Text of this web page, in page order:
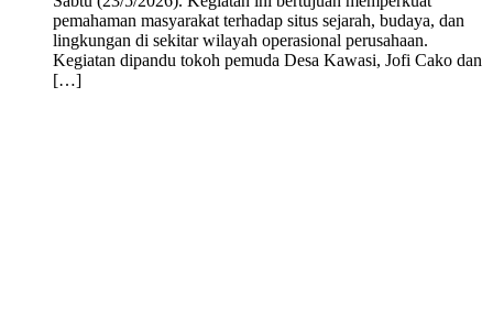
pemahaman masyarakat terhadap situs sejarah, budaya, dan
lingkungan di sekitar wilayah operasional perusahaan.
Kegiatan dipandu tokoh pemuda Desa Kawasi, Jofi Cako dan
[…]